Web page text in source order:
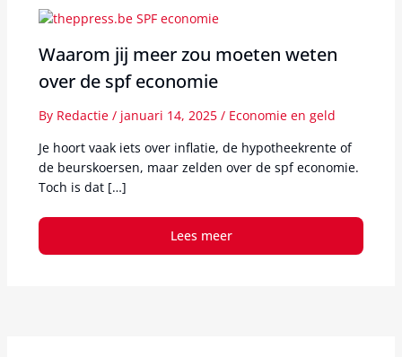
Waarom jij meer zou moeten weten
over de spf economie
By Redactie / januari 14, 2025 / Economie en geld
Je hoort vaak iets over inflatie, de hypotheekrente of
de beurskoersen, maar zelden over de spf economie.
Toch is dat […]
Lees meer